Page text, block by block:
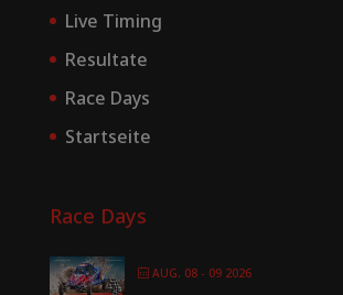
Live Timing
Resultate
Race Days
Startseite
Race Days
AUG. 08 - 09 2026